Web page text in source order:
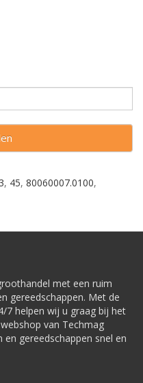
, 45, 80060007.0100,
met een ruim
gereedschappen. Met de
7 helpen wij u graag bij het
van Techmag
gereedschappen snel en